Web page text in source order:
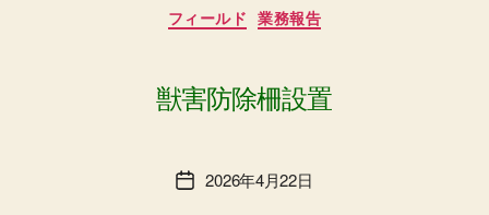
カ
テ
ー
フィールド 業務報告
獣害防除柵設置
投 2026年4月22日